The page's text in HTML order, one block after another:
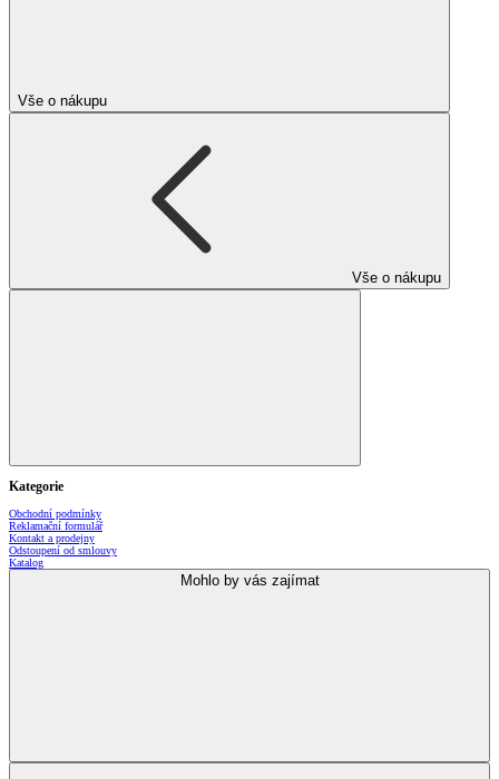
Vše o nákupu
Vše o nákupu
Kategorie
Obchodní podmínky
Reklamační formulář
Kontakt a prodejny
Odstoupení od smlouvy
Katalog
Mohlo by vás zajímat